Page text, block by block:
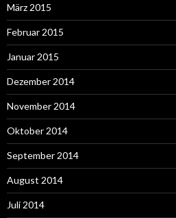
März 2015
Februar 2015
Januar 2015
Dezember 2014
November 2014
Oktober 2014
September 2014
August 2014
Juli 2014